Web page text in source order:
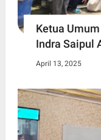
Ketua
Indra Saipul
April 13, 2025